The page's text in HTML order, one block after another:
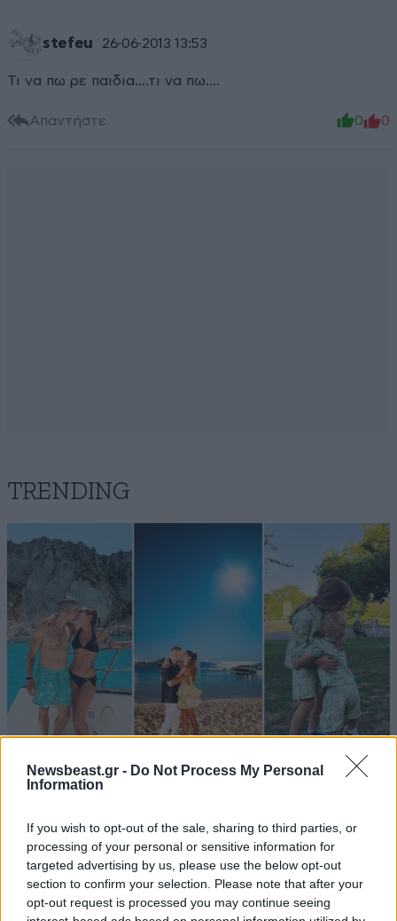
Newsbeast.gr - Do Not Process My Personal
Information
If you wish to opt-out of the sale, sharing to third parties, or
processing of your personal or sensitive information for
targeted advertising by us, please use the below opt-out
section to confirm your selection. Please note that after your
opt-out request is processed you may continue seeing
stefeu 26·06·2013 13:53
Τι να πω ρε παιδια....τι να πω....
Απαντήστε 0 0
TRENDING
LIFESTYLE08·08·2026 19:12
φιλιά με τον Βύρωνα Βασιλειάδη: «Καμία στιγμή
ευτυχίας δεδομένη»